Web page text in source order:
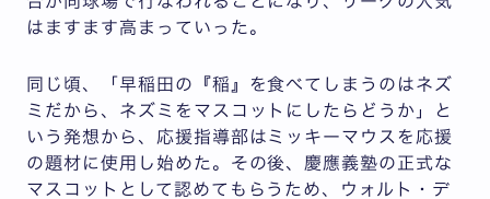
はますます高まっていった。
同じ頃、「早稲田の『稲』を食べてしまうのはネズ
ミだから、ネズミをマスコットにしたらどうか」と
いう発想から、応援指導部はミッキーマウスを応援
の題材に使用し始めた。その後、慶應義塾の正式な
マスコットとして認めてもらうため、ウォルト・デ